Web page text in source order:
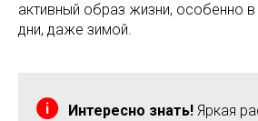
активный образ жизни, особенно
дни, даже зимой.
Интересно знать! Яркая